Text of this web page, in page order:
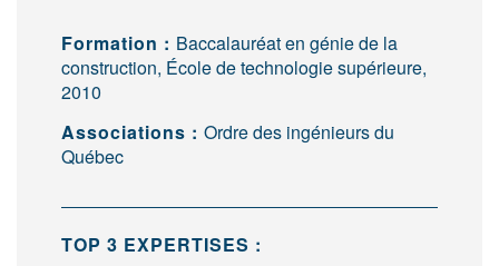
Formation : Baccalauréat en génie de la
construction, École de technologie supérieure,
2010
Associations : Ordre des ingénieurs du
Québec
TOP 3 EXPERTISES :